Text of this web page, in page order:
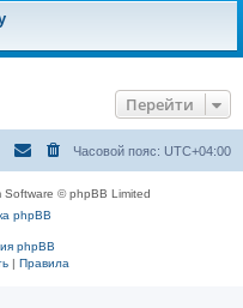
Перейти
Часовой пояс: UTC+04:00
Software © phpBB Limited
phpBB
phpBB
| Правила